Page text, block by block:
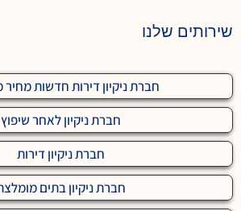
שירותים שלנו
חברת ניקיון דירות חדשות מחיר מ-
חברת ניקיון לאחר שיפוץ
חברת ניקיון דירות
חברת ניקיון בתים